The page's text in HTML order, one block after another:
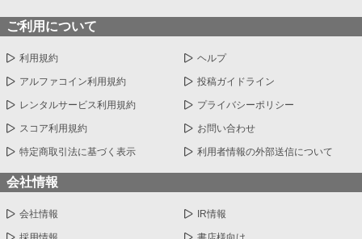
ご利用について
利用規約 ヘルプ
アルファコイン利用規約 投稿ガイドライン
レンタルサービス利用規約 プライバシーポリシー
スコア利用規約 お問い合わせ
特定商取引法に基づく表示 利用者情報の外部送信について
会社情報
会社情報 IR情報